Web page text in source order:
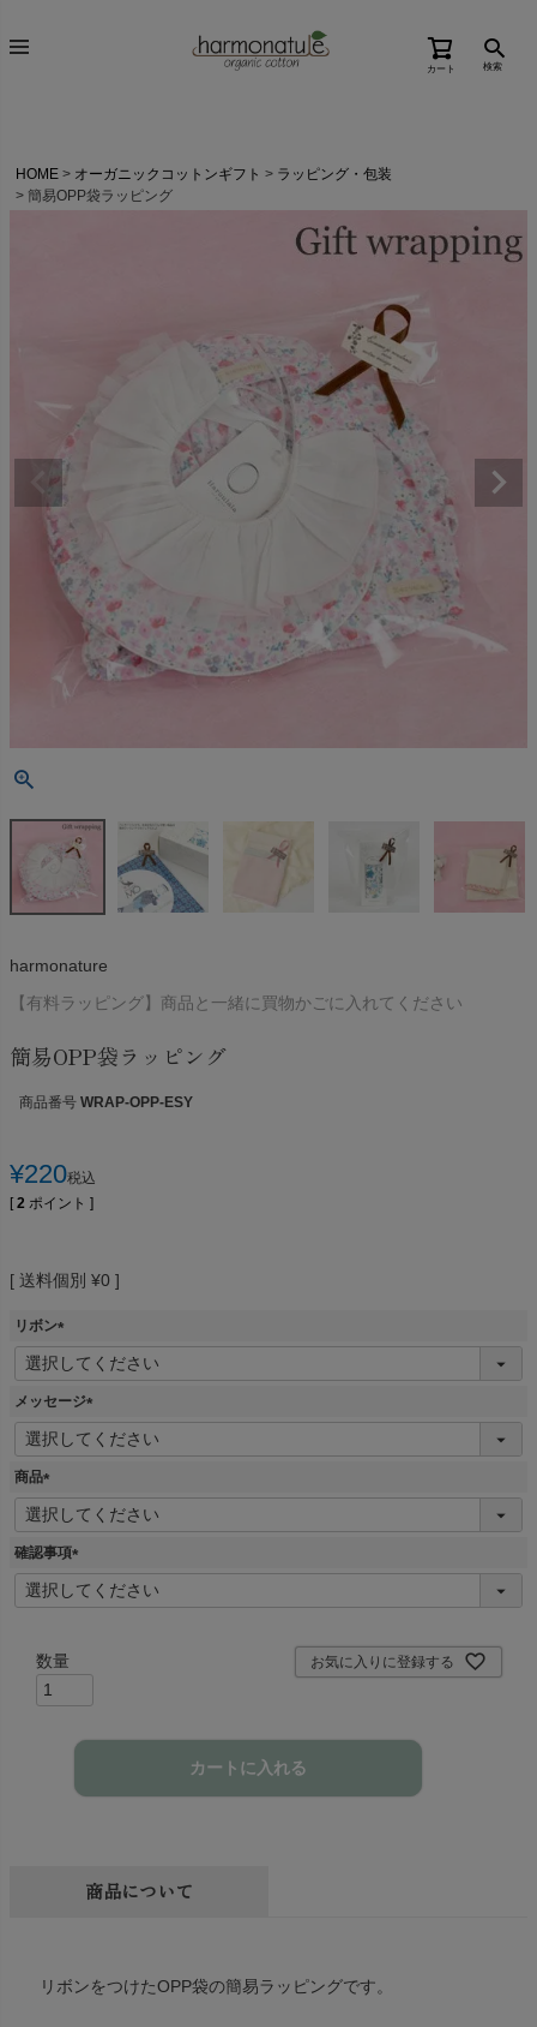
カート 検索
HOME オーガニックコットンギフト
ラッピング・包装
簡易OPP袋ラッピング
harmonature
【有料ラッピング】商品と一緒に買物かごに入れてください
簡易OPP袋ラッピング
商品番号 WRAP-OPP-ESY
¥220税込
[ 2 ポイント ]
送料個別 ¥0
リボン
(
必
須
メッセージ
(
必
商品
(
必
須
確認事項
(
必
お気に入りに登録する
カートに入れる
商品について
リボンをつけたOPP袋の簡易ラッピングです。